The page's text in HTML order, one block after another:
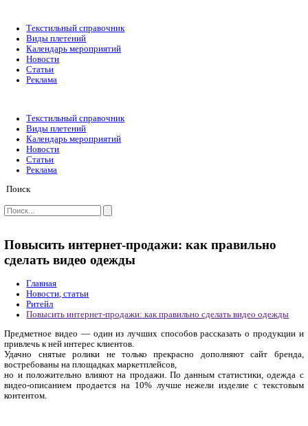
Текстильный справочник
Виды плетений
Календарь мероприятий
Новости
Статьи
Текстильный справочник
Виды плетений
Календарь мероприятий
Реклама
Повысить интернет-продажи: как
сделать видео одежды
Главная
Новости, статьи
Ритейл
Повысить интернет-продажи: как правильно сделать